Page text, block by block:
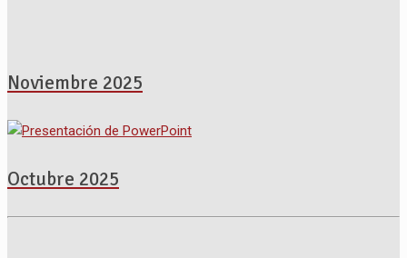
Noviembre 2025
Octubre 2025